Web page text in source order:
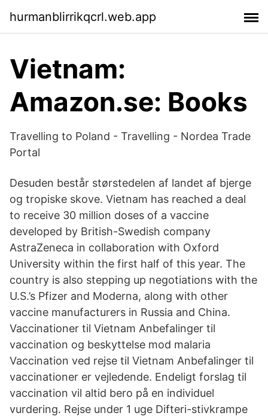
hurmanblirrikqcrl.web.app
Vietnam:
Amazon.se: Books
Travelling to Poland - Travelling - Nordea Trade
Portal
Desuden består størstedelen af landet af bjerge
og tropiske skove. Vietnam has reached a deal
to receive 30 million doses of a vaccine
developed by British-Swedish company
AstraZeneca in collaboration with Oxford
University within the first half of this year. The
country is also stepping up negotiations with the
U.S.’s Pfizer and Moderna, along with other
vaccine manufacturers in Russia and China.
Vaccinationer til Vietnam Anbefalinger til
vaccination og beskyttelse mod malaria
Vaccination ved rejse til Vietnam Anbefalinger til
vaccinationer er vejledende. Endeligt forslag til
vaccination vil altid bero på en individuel
vurdering. Rejse under 1 uge Difteri-stivkrampe